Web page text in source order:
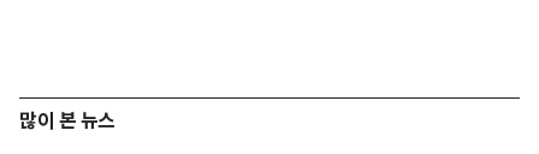
많이 본 뉴스